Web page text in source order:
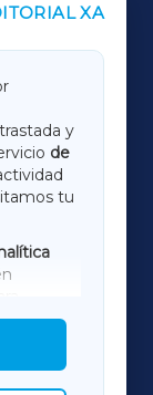
XA
y
de
tu
de